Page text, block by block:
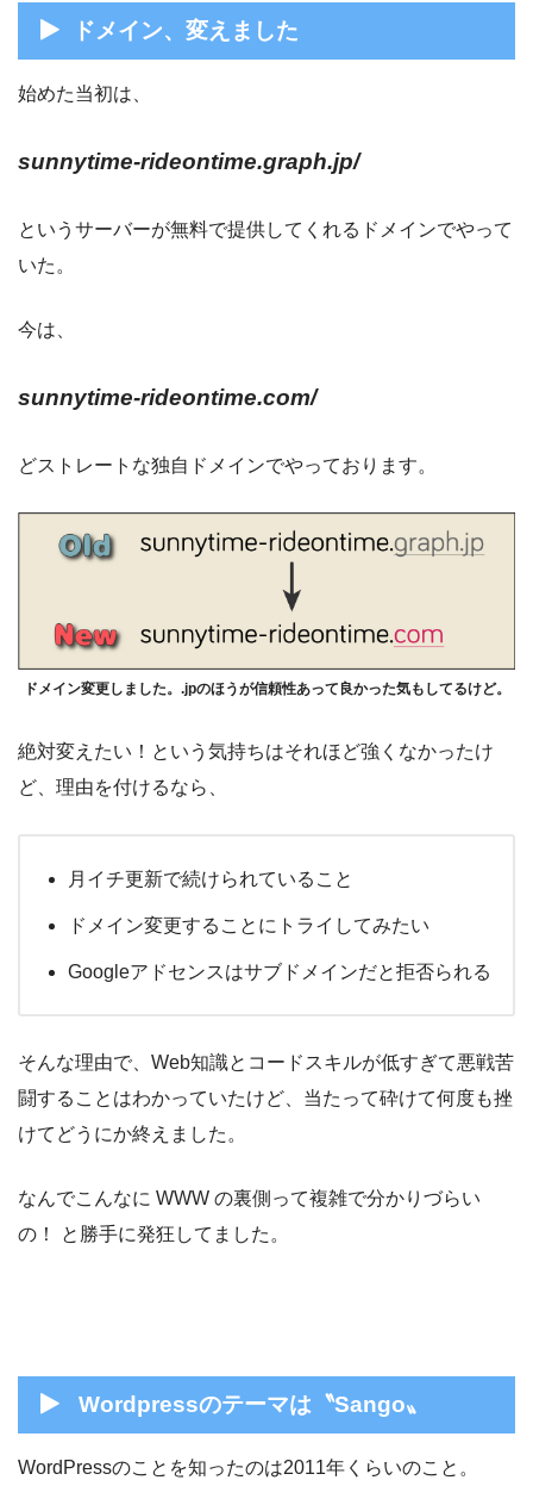
ドメイン、変えました
始めた当初は、
sunnytime-rideontime.graph.jp/
というサーバーが無料で提供してくれるドメインでやって
いた。
今は、
sunnytime-rideontime.com/
どストレートな独自ドメインでやっております。
ドメイン変更しました。.jpのほうが信頼性あって良かった気もしてるけど。
絶対変えたい！という気持ちはそれほど強くなかったけ
ど、理由を付けるなら、
月イチ更新で続けられていること
ドメイン変更することにトライしてみたい
Googleアドセンスはサブドメインだと拒否られる
そんな理由で、Web知識とコードスキルが低すぎて悪戦苦
闘することはわかっていたけど、当たって砕けて何度も挫
けてどうにか終えました。
なんでこんなに WWW の裏側って複雑で分かりづらい
の！ と勝手に発狂してました。
Wordpressのテーマは〝Sango〟
WordPressのことを知ったのは2011年くらいのこと。